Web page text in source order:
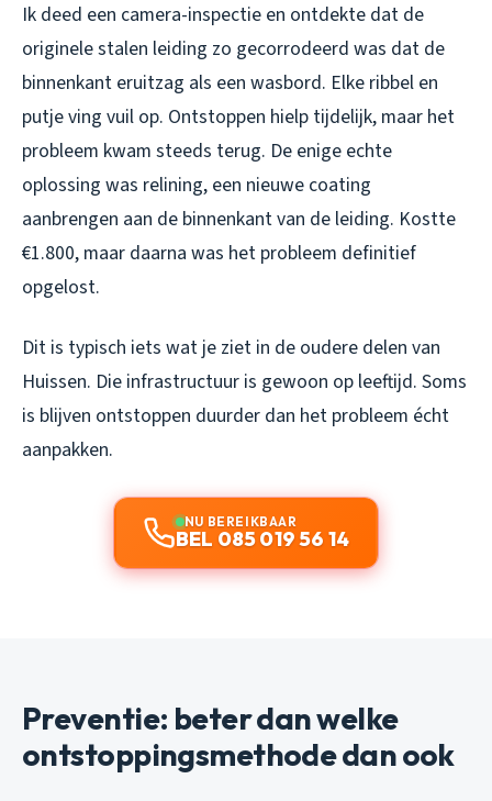
Ik deed een camera-inspectie en ontdekte dat de
originele stalen leiding zo gecorrodeerd was dat de
binnenkant eruitzag als een wasbord. Elke ribbel en
putje ving vuil op. Ontstoppen hielp tijdelijk, maar het
probleem kwam steeds terug. De enige echte
oplossing was relining, een nieuwe coating
aanbrengen aan de binnenkant van de leiding. Kostte
€1.800, maar daarna was het probleem definitief
opgelost.
Dit is typisch iets wat je ziet in de oudere delen van
Huissen. Die infrastructuur is gewoon op leeftijd. Soms
is blijven ontstoppen duurder dan het probleem écht
aanpakken.
NU BEREIKBAAR
BEL 085 019 56 14
Preventie: beter dan welke
ontstoppingsmethode dan ook